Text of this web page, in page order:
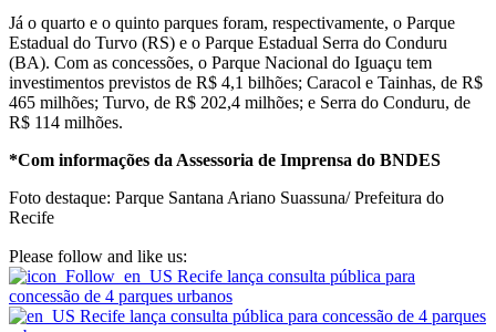
Já o quarto e o quinto parques foram, respectivamente, o Parque
Estadual do Turvo (RS) e o Parque Estadual Serra do Conduru
(BA). Com as concessões, o Parque Nacional do Iguaçu tem
investimentos previstos de R$ 4,1 bilhões; Caracol e Tainhas, de R$
465 milhões; Turvo, de R$ 202,4 milhões; e Serra do Conduru, de
R$ 114 milhões.
*Com informações da Assessoria de Imprensa do BNDES
Foto destaque: Parque Santana Ariano Suassuna/ Prefeitura do
Recife
Please follow and like us: